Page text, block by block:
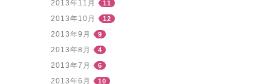
2013年11月 11
2013年10月 12
2013年9月 9
2013年8月 4
2013年7月 6
2013年6月 10